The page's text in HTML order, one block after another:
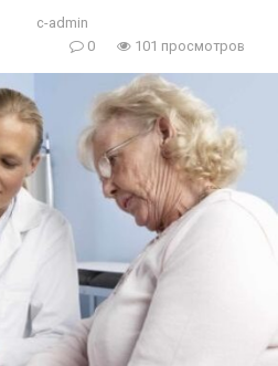
c-admin
0
101 просмотров